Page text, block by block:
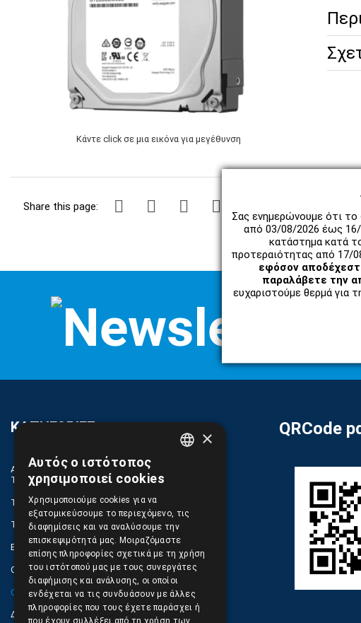
Σας ενημερώνουμε ότι
από 03/08/2026 έως 16/
κατάστημα κατά
προτεραιότητας από 17/
εφόσον
παραλάβετε την
ευχαριστούμε θερμά για
Κάντε click σε μια εικόνα για μεγέθυνση
Share this page:
ΚΑΤΗΓΟΡΙΕΣ
ΑΝΤΑΛΛΑΚΤΙΚΑ ΚΑΙ ΑΞΕΣΟΥΑΡ ΚΙΝΗΤΩΝ
ΤΗΛΕΦΩΝΩΝ
TABLET
ΤΗΛΕΠΙΚΟΙΝΩΝΙΕΣ, ΑΣΥΡΜΑΤΑ, FCT
ΕΡΓΑΛΕΙΑ SERVICE
ΟΙΚΙΑΚΕΣ ΣΥΣΚΕΥΕΣ
COMPUTER, NOTEBOOK, PC, PDA
ΔΙΑΦΟΡΑ ΠΡΟΙΟΝΤΑ
QRCode
×
Αυτός ο ιστότοπος
χρησιμοποιεί cookies
Χρησιμοποιούμε cookies για να
εξατομικεύσουμε το περιεχόμενο, τις
διαφημίσεις και να αναλύσουμε την
επισκεψιμότητά μας. Μοιραζόμαστε
επίσης πληροφορίες σχετικά με τη χρήση
του ιστότοπού μας με τους συνεργάτες
διαφήμισης και ανάλυσης, οι οποίοι
ενδέχεται να τις συνδυάσουν με άλλες
πληροφορίες που τους έχετε παράσχει ή
που έχουν συλλέξει από τη χρήση των